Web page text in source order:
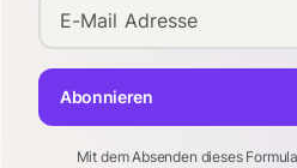
E-Mail Adresse
Mit dem Absenden dieses
Abonnieren